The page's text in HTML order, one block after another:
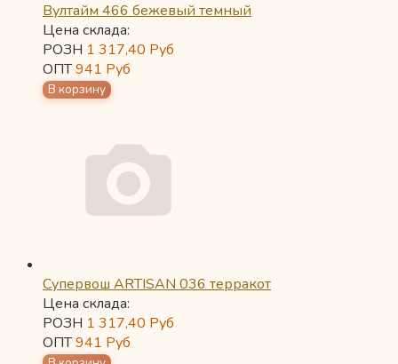
Вултайм 466 бежевый темный
Цена склада:
РОЗН 1 317,40 Руб
ОПТ941 Руб
Супервош ARTISAN 036 терракот
Цена склада:
РОЗН 1 317,40 Руб
ОПТ941 Руб